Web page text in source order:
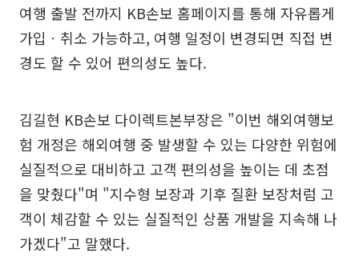
여행 출발 전까지 KB손보 홈페이지를 통해 자유롭게
가입ㆍ취소 가능하고, 여행 일정이 변경되면 직접 변
경도 할 수 있어 편의성도 높다.
김길현 KB손보 다이렉트본부장은 "이번 해외여행보
험 개정은 해외여행 중 발생할 수 있는 다양한 위험에
실질적으로 대비하고 고객 편의성을 높이는 데 초점
을 맞췄다"며 "지수형 보장과 기후 질환 보장처럼 고
객이 체감할 수 있는 실질적인 상품 개발을 지속해 나
가겠다"고 말했다.